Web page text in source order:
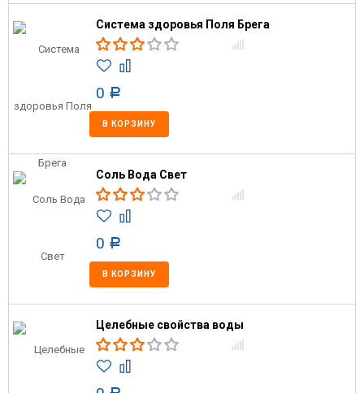
Система здоровья Поля Брега
0 Р
В КОРЗИНУ
Соль Вода Свет
0 Р
В КОРЗИНУ
Целебные свойства воды